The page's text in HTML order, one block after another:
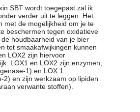
SBT wordt toegepast zal ik
verder uit te leggen. Het
met de mogelijkheid om je te
beschermen tegen oxidatieve
houdbaarheid van je bier
tot smaakafwijkingen kunnen
LOX2 zijn hiervoor
LOX1 en LOX2 zijn enzymen;
1) en LOX 1
2) en zijn werkzaam op lipiden
verwante stoffen).